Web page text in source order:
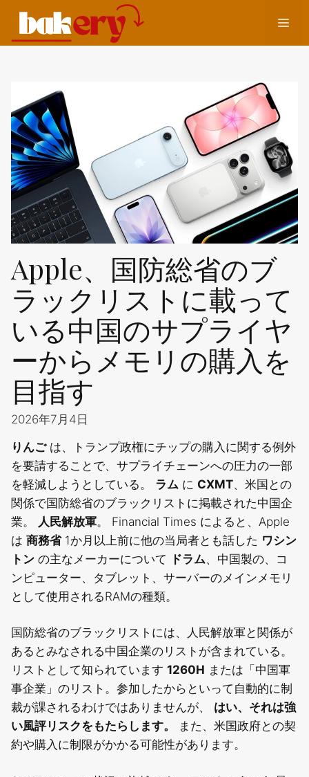
テ
メ
ー
Apple、国防総省のブ
ラックリストに載って
いる中国のサプライヤ
ーからメモリの購入を
目指す
2026年7月4日
りんごは、トランプ政権にチップの購入に関する例外
を要請することで、サプライチェーンへの圧力の一部
を軽減しようとしている。 ラム に CXMT、米国との
関係で国防総省のブラックリストに掲載された中国企
業。
人民解放軍。 Financial Times によると、Apple
は 商務省1か月以上前に他の当局者とも話した ワシン
トン の主なメーカーについて ドラム、中国製の、コ
ンピューター、タブレット、サーバーのメインメモリ
として使用されるRAMの種類。
国防総省のブラックリストには、人民解放軍と関係が
あるとみなされる中国企業のリストが含まれている。
リストとして知られています 1260H または「中国軍
事企業」のリスト。参加したからといって自動的に制
裁が課されるわけではありませんが、 はい、それは強
い風評リスクをもたらします。
また、米国政府との契
約や購入に制限がかかる可能性があります。